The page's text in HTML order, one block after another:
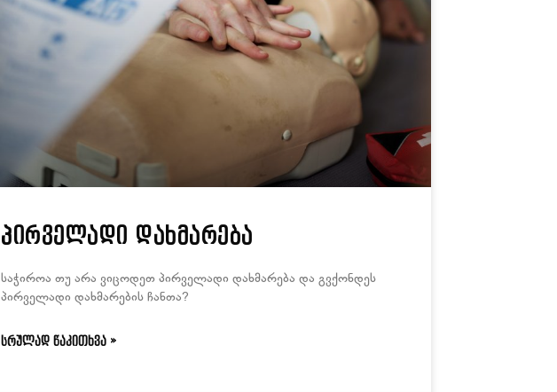
პირველადი დახმარება
საჭიროა თუ არა ვიცოდეთ პირველადი დახმარება და გვქონდეს
პირველადი დახმარების ჩანთა?
ᲡᲠᲣᲚᲐᲓ ᲬᲐᲙᲘᲗᲮᲕᲐ »